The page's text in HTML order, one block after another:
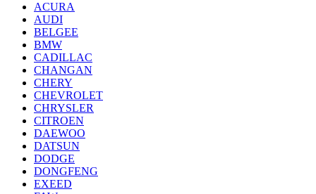
ACURA
AUDI
BELGEE
BMW
CADILLAC
CHANGAN
CHERY
CHEVROLET
CHRYSLER
CITROEN
DAEWOO
DATSUN
DODGE
DONGFENG
EXEED